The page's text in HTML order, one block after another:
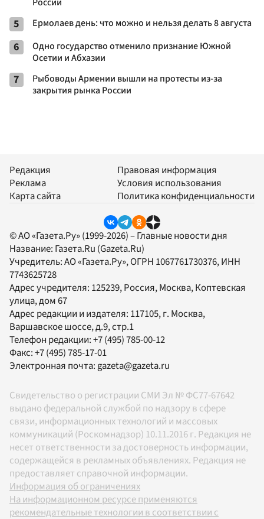
5 Ермолаев день: что можно и нельзя делать 8 августа
6
Одно государство отменило признание Южной
Осетии и Абхазии
7
Рыбоводы Армении вышли на протесты из-за
закрытия рынка России
Редакция
Реклама
Карта сайта
Правовая информация
Условия использования
Политика конфиденциальности
© АО «Газета.Ру» (1999-2026) – Главные новости дня
Название: Газета.Ru (Gazeta.Ru)
Учредитель:АО «Газета.Ру», ОГРН 1067761730376, ИНН
7743625728
Адрес учредителя: 125239, Россия, Москва, Коптевская
улица, дом 67
Адрес редакции и издателя: 117105, г. Москва,
Варшавское шоссе, д.9, стр.1
Телефон редакции:+7 (495) 785-00-12
Факс:+7 (495) 785-17-01
Электронная почта: gazeta@gazeta.ru
Свидетельство о регистрации СМИ Эл № ФС77-67642
выдано федеральной службой по надзору в сфере
связи, информационных технологий и массовых
коммуникаций (Роскомнадзор) 10.11.2016 г. Редакция не
несет ответственности за достоверность информации,
содержащейся в рекламных объявлениях. Редакция не
предоставляет справочной информации.
Информация об ограничениях
На информационном ресурсе применяются
рекомендательные технологии в соответствии с